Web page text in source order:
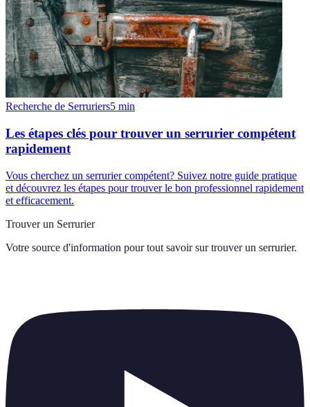
Recherche de Serruriers5 min
Les étapes clés pour trouver un serrurier compétent
rapidement
Vous cherchez un serrurier compétent? Suivez notre guide pratique
et découvrez les étapes pour trouver le bon professionnel rapidement
et efficacement.
Trouver un Serrurier
Votre source d'information pour tout savoir sur trouver un serrurier.